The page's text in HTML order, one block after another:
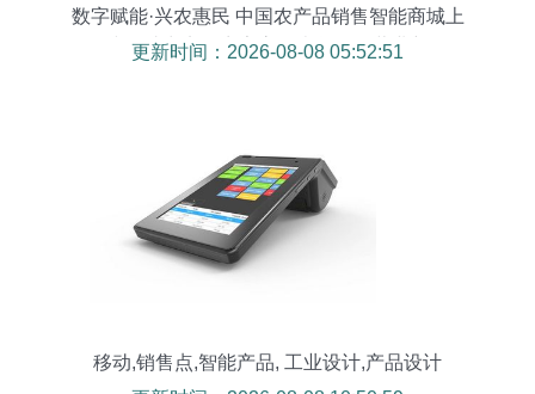
数字赋能·兴农惠民 中国农产品销售智能商城上
线，助力实体商家高效卖货拯救营业额
更新时间：2026-08-08 05:52:51
移动,销售点,智能产品, 工业设计,产品设计